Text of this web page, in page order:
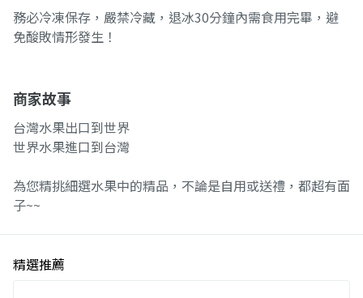
務必冷凍保存，嚴禁冷藏，退冰30分鐘內需食用完畢，避
免酸敗情形發生！
商家故事
台灣水果出口到世界
世界水果進口到台灣
為您精挑細選水果中的精品，不論是自用或送禮，都超有面
子~~
精選推薦